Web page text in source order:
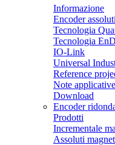
Informazione
Encoder assoluti
Tecnologia
Tecnologia
IO-Link
Universal
Reference
Note applicative
Download
Encoder
Prodotti
Incrementale
Assoluti